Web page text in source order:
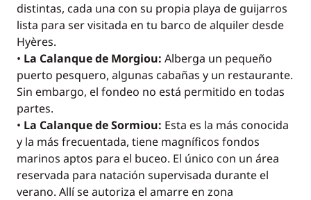
distintas, cada una con su propia playa de guijarros
lista para ser visitada en tu barco de alquiler desde
Hyères.
• La Calanque de Morgiou: Alberga un pequeño
puerto pesquero, algunas cabañas y un restaurante.
Sin embargo, el fondeo no está permitido en todas
partes.
• La Calanque de Sormiou: Esta es la más conocida
y la más frecuentada, tiene magníficos fondos
marinos aptos para el buceo. El único con un área
reservada para natación supervisada durante el
verano. Allí se autoriza el amarre en zona